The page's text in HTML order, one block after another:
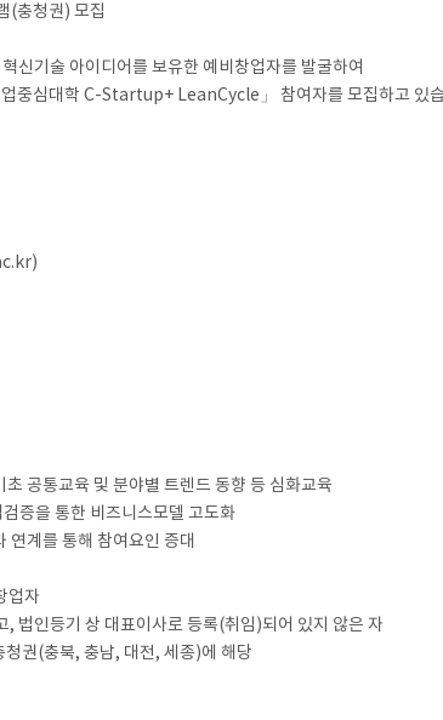
(충청권) 모집
신기술 아이디어를 보유한 예비창업자를 발굴하여
중심대학 C-Startup+ LeanCycle」 참여자를 모집하고 있
공통교육 및 분야별 트렌드 동향 등 심화교육
증을 통한 비즈니스모델 고도화
계를 통해 참여요인 증대
업자
법인등기 상 대표이사로 등록(취임)되어 있지 않은 자
권(충북, 충남, 대전, 세종)에 해당